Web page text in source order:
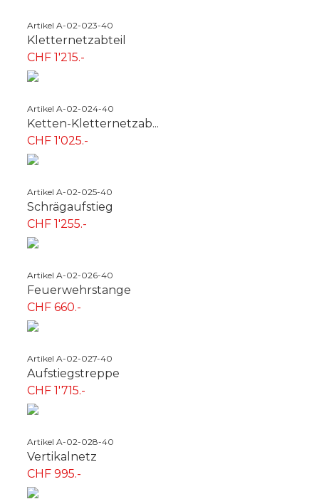
Artikel A-02-023-40
Kletternetzabteil
CHF 1'215.-
Artikel A-02-024-40
Ketten-Kletternetzab...
CHF 1'025.-
Artikel A-02-025-40
Schrägaufstieg
CHF 1'255.-
Artikel A-02-026-40
Feuerwehrstange
CHF 660.-
Artikel A-02-027-40
Aufstiegstreppe
CHF 1'715.-
Artikel A-02-028-40
Vertikalnetz
CHF 995.-